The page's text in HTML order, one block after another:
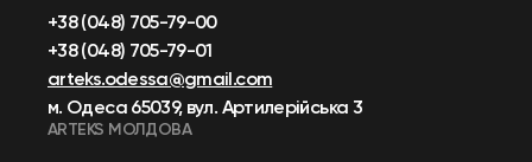
+38 (048) 705-79-00
+38 (048) 705-79-01
arteks.odessa@gmail.com
м. Одеса 65039, вул. Артилерійська 3
ARTEKS МОЛДОВА